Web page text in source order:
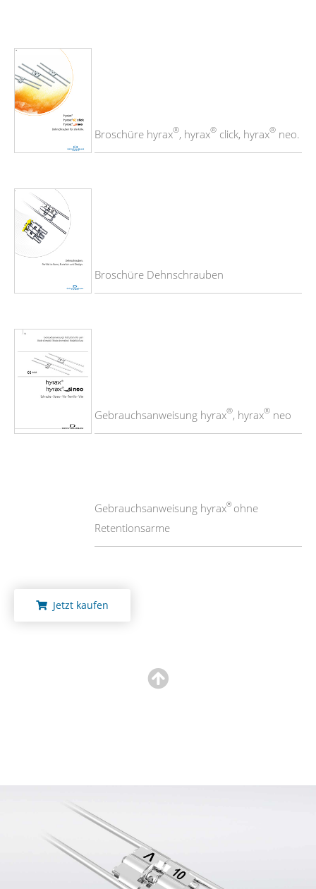
Broschüre hyrax®, hyrax® click, hyrax® neo.
Broschüre Dehnschrauben
Gebrauchsanweisung hyrax®, hyrax® neo
Gebrauchsanweisung hyrax® ohne
Retentionsarme
Jetzt kaufen